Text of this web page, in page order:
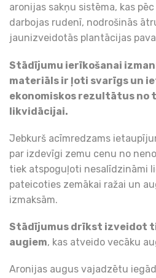
aronijas sakņu sistēma, kas
darbojas rudenī, nodrošinās
jaunizveidotās plantācijas
Stādījumu ierīkošanai
materiāls ir ļoti svarīgs un
ekonomiskos rezultātus no
likvidācijai.
Jebkurš acīmredzams
par izdevīgi zemu cenu no
tiek atspoguļoti nesalīdzināmi
pateicoties zemākai ražai un
izmaksām.
Stādījumus drīkst izveidot
augiem, kas atveido vecāku
Aronijas augus vajadzētu